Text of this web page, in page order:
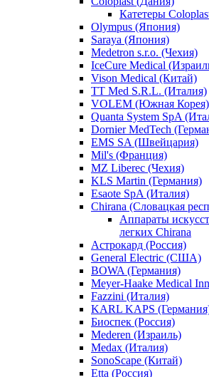
Катетеры
Olympus (Япония)
Saraya (Япония)
Medetron s.r.o. (Чехия)
IceCure Medical
Vison Medical (Китай)
TT Med S.R.L. (Италия)
VOLEM (Южная Корея)
Quanta System SpA
Dornier MedTech
EMS SA (Швейцария)
Mil's (Франция)
MZ Liberec (Чехия)
KLS Martin (Германия)
Esaote SpA (Италия)
Chirana (Словацкая
Аппараты
легких Chirana
Астрокард (Россия)
General Electric (США)
BOWA (Германия)
Meyer-Haake Medical
Fazzini (Италия)
KARL KAPS
Биоспек (Россия)
Mederen (Израиль)
Medax (Италия)
SonoScape (Китай)
Etta (Россия)